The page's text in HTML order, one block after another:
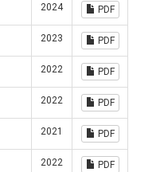
2024 PDF
2023 PDF
2022 PDF
2022 PDF
2021 PDF
2022 PDF